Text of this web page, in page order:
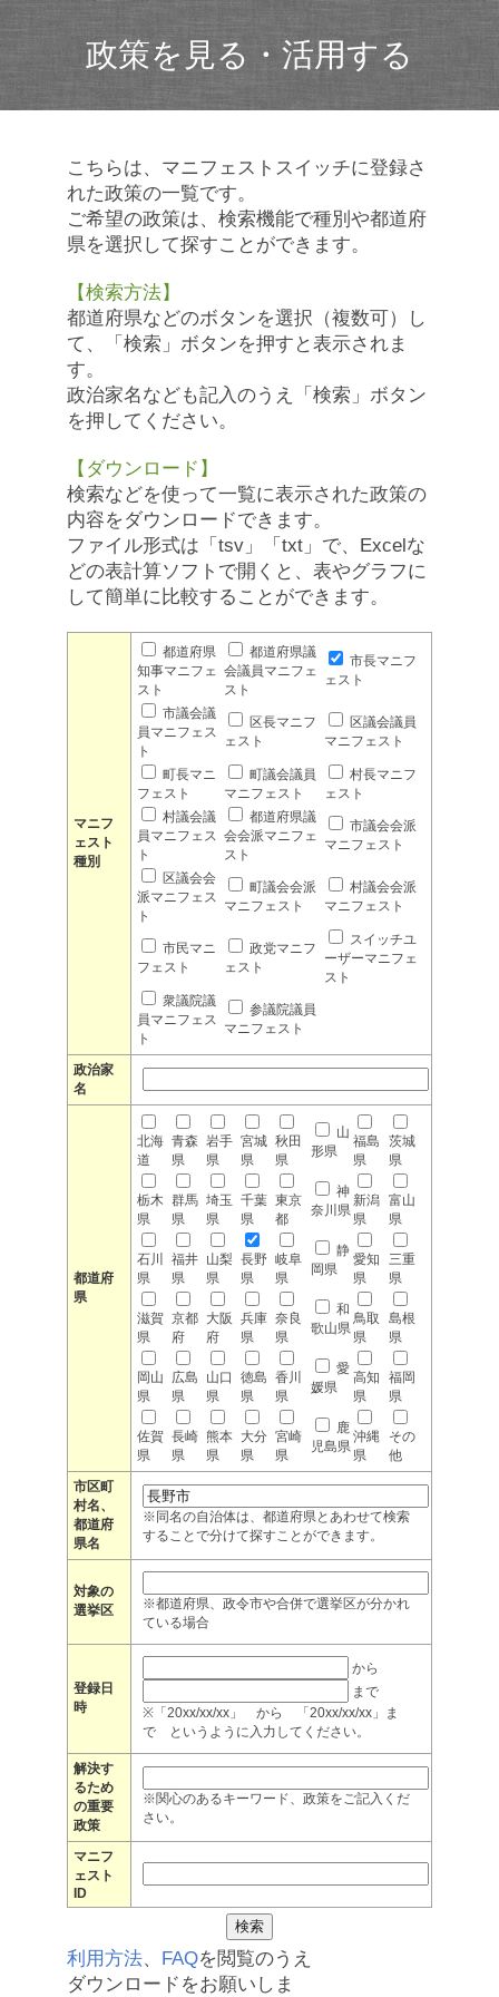
政策を見る・活用する
こちらは、マニフェストスイッチに登録さ
れた政策の一覧です。
ご希望の政策は、検索機能で種別や都道府
県を選択して探すことができます。
【検索方法】
都道府県などのボタンを選択（複数可）し
て、「検索」ボタンを押すと表示されま
す。
政治家名なども記入のうえ「検索」ボタン
を押してください。
【ダウンロード】
検索などを使って一覧に表示された政策の
内容をダウンロードできます。
ファイル形式は「tsv」「txt」で、Excelな
どの表計算ソフトで開くと、表やグラフに
して簡単に比較することができます。
マニフ
ェスト
種別
都道府県
知事マニフェ
スト
都道府県議
会議員マニフェ
スト
市長マニフ
ェスト
市議会議
員マニフェス
ト
区長マニフ
ェスト
区議会議員
マニフェスト
町長マニ
フェスト
町議会議員
マニフェスト
村長マニフ
ェスト
村議会議
員マニフェス
ト
都道府県議
会会派マニフェ
スト
市議会会派
マニフェスト
区議会会
派マニフェス
ト
町議会会派
マニフェスト
村議会会派
マニフェスト
市民マニ
フェスト
政党マニフ
ェスト
スイッチユ
ーザーマニフェ
スト
衆議院議
員マニフェス
ト
参議院議員
マニフェスト
政治家
名
都道府
県
北海
道
青森
県
岩手
県
宮城
県
秋田
県
山
形県
福島
県
茨城
県
栃木
県
群馬
県
埼玉
県
千葉
県
東京
都
神
奈川県
新潟
県
富山
県
石川
県
福井
県
山梨
県
長野
県
岐阜
県
静
岡県
愛知
県
三重
県
滋賀
県
京都
府
大阪
府
兵庫
県
奈良
県
和
歌山県
鳥取
県
島根
県
岡山
県
広島
県
山口
県
徳島
県
香川
県
愛
媛県
高知
県
福岡
県
佐賀
県
長崎
県
熊本
県
大分
県
宮崎
県
鹿
児島県
沖縄
県
その
他
市区町
村名、
都道府
県名
※同名の自治体は、都道府県とあわせて検索
することで分けて探すことができます。
対象の
選挙区
※都道府県、政令市や合併で選挙区が分かれ
ている場合
登録日
時
から
まで
※「20xx/xx/xx」 から 「20xx/xx/xx」ま
で というように入力してください。
解決す
るため
の重要
政策
※関心のあるキーワード、政策をご記入くだ
さい。
マニフ
ェスト
ID
利用方法、 FAQを閲覧のうえ
ダウンロードをお願いしま